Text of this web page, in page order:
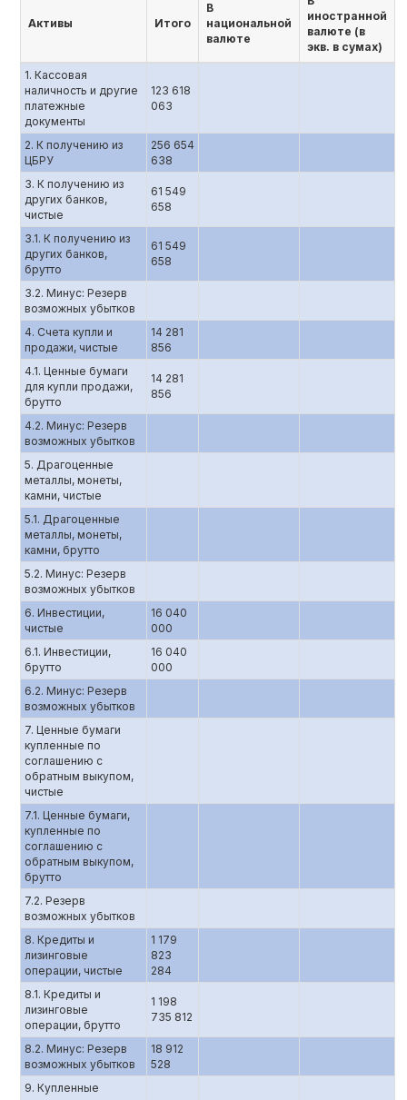
Активы Итого
В
национальной
валюте
иностранной
валюте (в
экв. в сумах)
1. Кассовая
наличность и другие
платежные
документы
123 618
063
2. К получению из
ЦБРУ
256 654
638
3. К получению из
других банков,
чистые
61 549
658
3.1. К получению из
других банков,
брутто
61 549
658
3.2. Минус: Резерв
возможных убытков
4. Счета купли и
продажи, чистые
14 281
856
4.1. Ценные бумаги
для купли продажи,
брутто
14 281
856
4.2. Минус: Резерв
возможных убытков
5. Драгоценные
металлы, монеты,
камни, чистые
5.1. Драгоценные
металлы, монеты,
камни, брутто
5.2. Минус: Резерв
возможных убытков
6. Инвестиции,
чистые
16 040
000
6.1. Инвестиции,
брутто
16 040
000
6.2. Минус: Резерв
возможных убытков
7. Ценные бумаги
купленные по
соглашению c
обратным выкупом,
чистые
7.1. Ценные бумаги,
купленные по
соглашению с
обратным выкупом,
брутто
7.2. Резерв
возможных убытков
8. Кредиты и
лизинговые
операции, чистые
1 179
823
284
8.1. Кредиты и
лизинговые
операции, брутто
1 198
735 812
8.2. Минус: Резерв
возможных убытков
18 912
528
9. Купленные